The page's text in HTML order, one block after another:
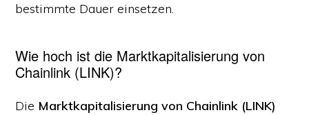
bestimmte Dauer einsetzen.
Wie hoch ist die Marktkapitalisierung von
Chainlink (LINK)?
Die Marktkapitalisierung von Chainlink (LINK)